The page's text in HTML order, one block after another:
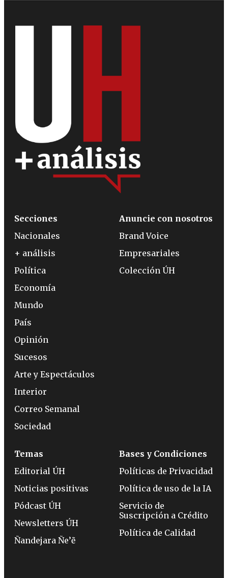
Secciones
Nacionales
+ análisis
Política
Economía
Mundo
País
Opinión
Sucesos
Arte y Espectáculos
Interior
Correo Semanal
Sociedad
Anuncie con nosotros
Brand Voice
Empresariales
Colección ÚH
Temas
Editorial ÚH
Noticias positivas
Pódcast ÚH
Newsletters ÚH
Ñandejara Ñe’ẽ
Bases y Condiciones
Políticas de Privacidad
Política de uso de la IA
Servicio de
Suscripción a Crédito
Política de Calidad